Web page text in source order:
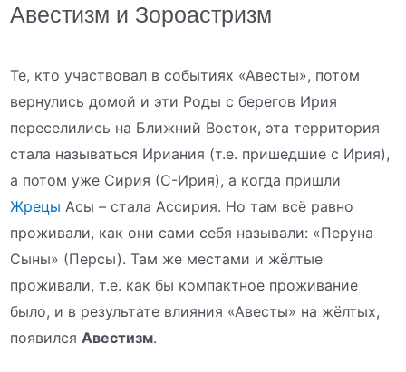
Авестизм и Зороастризм
Те, кто участвовал в событиях «Авесты», потом
вернулись домой и эти Роды с берегов Ирия
переселились на Ближний Восток, эта территория
стала называться Ириания (т.е. пришедшие с Ирия),
а потом уже Сирия (С-Ирия), а когда пришли
Жрецы Асы – стала Ассирия. Но там всё равно
проживали, как они сами себя называли: «Перуна
Сыны» (Персы). Там же местами и жёлтые
проживали, т.е. как бы компактное проживание
было, и в результате влияния «Авесты» на жёлтых,
появилсяАвестизм.